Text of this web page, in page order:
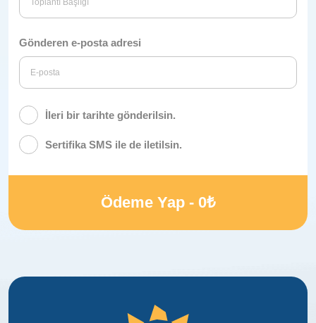
Gönderen e-posta adresi
İleri bir tarihte gönderilsin.
Sertifika SMS ile de iletilsin.
Ödeme Yap - 0₺